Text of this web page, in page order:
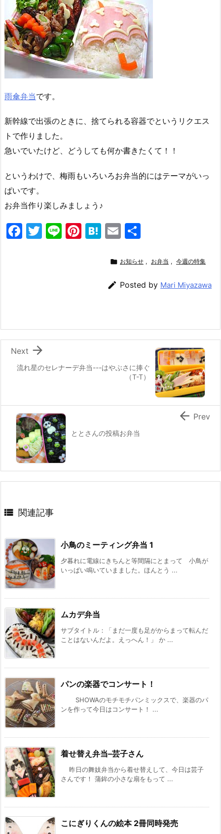
雨傘弁当です。
新幹線で出張のときに、捨てられる容器でというリクエス
トで作りました。
急いでいたけど、どうしても何か書きたくて！！
というわけで、梅雨もいろいろお弁当的にはテーマがいっ
ぱいです。
お弁当作り楽しみましょう♪
F
o
k
T
Li Pi H
a
E
ai
l
 お知らせ , お弁当 , 今週の特集
 Posted by Mari Miyazawa
流れ星のセレナーデ弁当---はやぶさに捧ぐ
（T-T）

Next
ととさんの投稿お弁当
 Prev
 関連記事
小鳥のミーティング弁当 1
夕暮れに電線にきちんと等間隔にとまって 小鳥が
いっぱい鳴いていまました。ほんとう ...
ムカデ弁当
サブタイトル：「まだ一度も足がからまって転んだ
ことはないんだよ。えっへん！」 か ...
パンの楽器でコンサート！
SHOWAのモチモチパンミックスで、楽器のパ
ンを作って今日はコンサート！ ...
着せ替え弁当–芸子さん
昨日の舞妓弁当から着せ替えして、今日は芸子
さんです！ 蒲鉾の小さな扇をもって ...
こにぎりくんの絵本 2冊同時発売